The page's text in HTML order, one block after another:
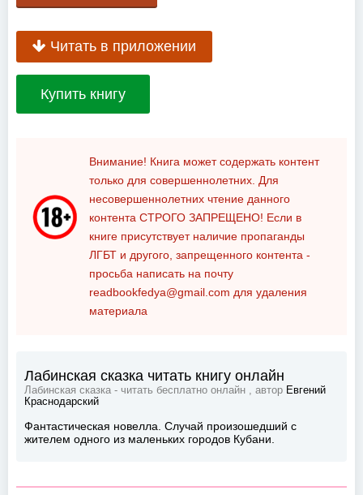
Читать в приложении
Купить книгу
Внимание! Книга может содержать контент
только для совершеннолетних. Для
несовершеннолетних чтение данного
контента СТРОГО ЗАПРЕЩЕНО! Если в
книге присутствует наличие пропаганды
ЛГБТ и другого, запрещенного контента -
просьба написать на почту
readbookfedya@gmail.com для удаления
материала
Лабинская сказка читать книгу онлайн
Лабинская сказка - читать бесплатно онлайн , автор Евгений
Краснодарский
Фантастическая новелла. Случай произошедший с
жителем одного из маленьких городов Кубани.